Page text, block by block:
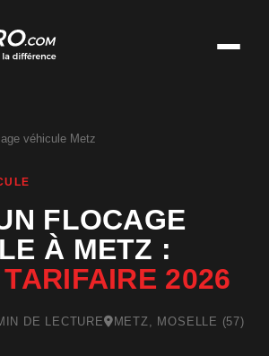
véhicule Metz
FLOCAGE
À METZ :
2026
DE LECTURE METZ, MOSELLE (57)